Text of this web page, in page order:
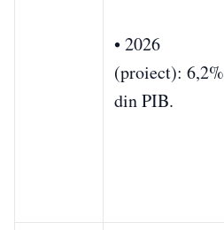
• 2026
(proiect): 6,2%
din PIB.